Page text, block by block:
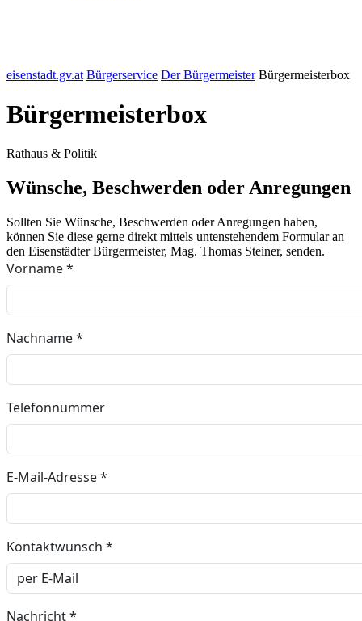
eisenstadt.gv.at Bürgerservice Der Bürgermeister Bürgermeisterbox
Bürgermeisterbox
Rathaus & Politik
Wünsche, Beschwerden oder Anregungen
Sollten Sie Wünsche, Beschwerden oder Anregungen haben,
können Sie diese gerne direkt mittels untenstehendem Formular an
den Eisenstädter Bürgermeister, Mag. Thomas Steiner, senden.